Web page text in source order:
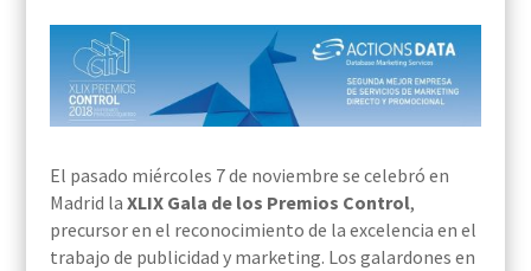
El pasado miércoles 7 de noviembre se celebró en
Madrid la XLIX Gala de los Premios Control,
precursor en el reconocimiento de la excelencia en el
trabajo de publicidad y marketing. Los galardones en